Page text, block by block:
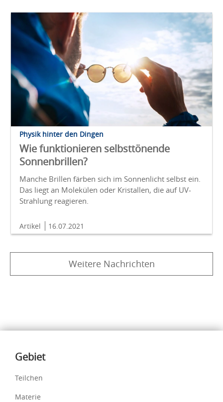
Physik hinter den Dingen
Wie funktionieren selbsttönende
Sonnenbrillen?
Manche Brillen färben sich im Sonnenlicht selbst ein.
Das liegt an Molekülen oder Kristallen, die auf UV-
Strahlung reagieren.
Artikel 16.07.2021
Weitere Nachrichten
Inhalte
Gebiet
Teilchen
Materie